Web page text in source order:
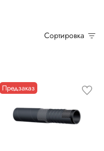
Сортировка
Предзаказ